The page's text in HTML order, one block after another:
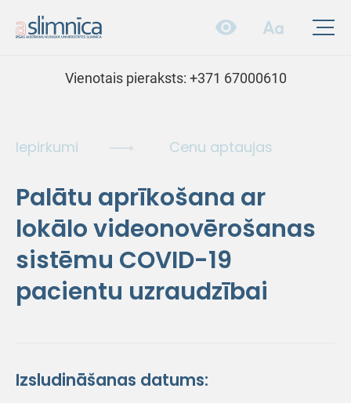
Vienotais pieraksts: +371 67000610
Iepirkumi Cenu aptaujas
Palātu aprīkošana ar
lokālo videonovērošanas
sistēmu COVID-19
pacientu uzraudzībai
Izsludināšanas datums: